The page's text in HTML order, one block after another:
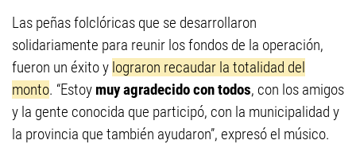
Las peñas folclóricas que se desarrollaron
solidariamente para reunir los fondos de la operación,
fueron un éxito y lograron recaudar la totalidad del
monto. “Estoy muy agradecido con todos, con los amigos
y la gente conocida que participó, con la municipalidad y
la provincia que también ayudaron”, expresó el músico.